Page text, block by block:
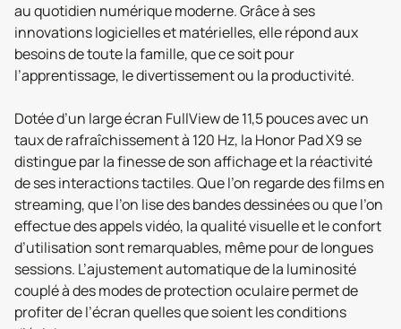
au quotidien numérique moderne. Grâce à ses
innovations logicielles et matérielles, elle répond aux
besoins de toute la famille, que ce soit pour
l’apprentissage, le divertissement ou la productivité.
Dotée d’un large écran FullView de 11,5 pouces avec un
taux de rafraîchissement à 120 Hz, la Honor Pad X9 se
distingue par la finesse de son affichage et la réactivité
de ses interactions tactiles. Que l’on regarde des films en
streaming, que l’on lise des bandes dessinées ou que l’on
effectue des appels vidéo, la qualité visuelle et le confort
d’utilisation sont remarquables, même pour de longues
sessions. L’ajustement automatique de la luminosité
couplé à des modes de protection oculaire permet de
profiter de l’écran quelles que soient les conditions